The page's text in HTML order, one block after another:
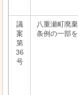
議
案
第
36
号
八重瀬町廃
条例の一部